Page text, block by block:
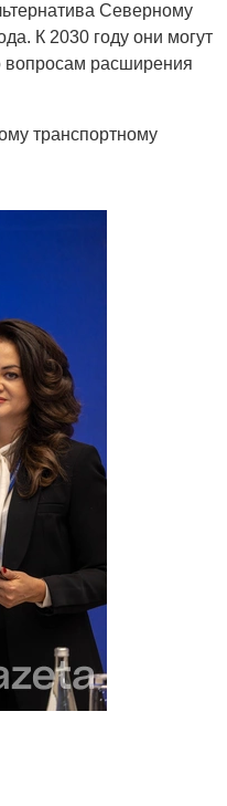
Северному
К 2030 году они могут
вопросам расширения
транспортному